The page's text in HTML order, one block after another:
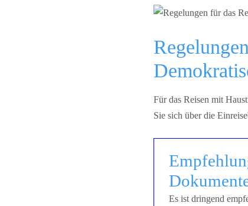
Für das Reisen mit
Sie sich über die
Es ist dringend